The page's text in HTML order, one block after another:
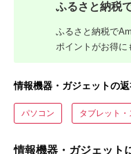
ふるさと納税
ふるさと納税で
ポイントがお得に
情報機器・ガジェットの
パソコン タブレット
情報機器・ガジェット